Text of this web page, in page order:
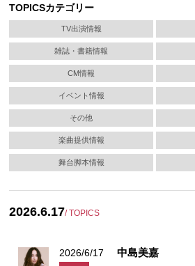
TOPICSカテゴリー
TV出演情報
雑誌・書籍情報
CM情報
イベント情報
その他
楽曲提供情報
舞台脚本情報
2026.6.17/ TOPICS
2026/6/17 中島美嘉